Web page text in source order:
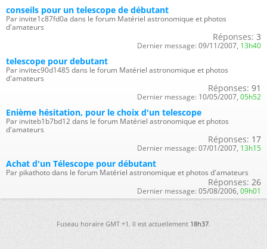
conseils pour un telescope de débutant
Par invite1c87fd0a dans le forum Matériel astronomique et photos
d'amateurs
Réponses: 3
Dernier message: 09/11/2007, 13h40
telescope pour debutant
Par invitec90d1485 dans le forum Matériel astronomique et photos
d'amateurs
Réponses: 91
Dernier message: 10/05/2007, 05h52
Enième hésitation, pour le choix d'un telescope
Par inviteb1b7bd12 dans le forum Matériel astronomique et photos
d'amateurs
Réponses: 17
Dernier message: 07/01/2007, 13h15
Achat d'un Télescope pour débutant
Par pikathoto dans le forum Matériel astronomique et photos d'amateurs
Réponses: 26
Dernier message: 05/08/2006, 09h01
Fuseau horaire GMT +1. Il est actuellement 18h37.